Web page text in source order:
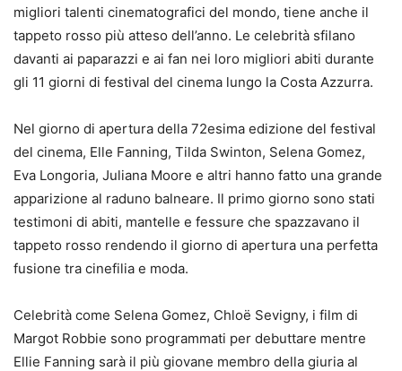
migliori talenti cinematografici del mondo, tiene anche il
tappeto rosso più atteso dell’anno. Le celebrità sfilano
davanti ai paparazzi e ai fan nei loro migliori abiti durante
gli 11 giorni di festival del cinema lungo la Costa Azzurra.
Nel giorno di apertura della 72esima edizione del festival
del cinema, Elle Fanning, Tilda Swinton, Selena Gomez,
Eva Longoria, Juliana Moore e altri hanno fatto una grande
apparizione al raduno balneare. Il primo giorno sono stati
testimoni di abiti, mantelle e fessure che spazzavano il
tappeto rosso rendendo il giorno di apertura una perfetta
fusione tra cinefilia e moda.
Celebrità come Selena Gomez, Chloë Sevigny, i film di
Margot Robbie sono programmati per debuttare mentre
Ellie Fanning sarà il più giovane membro della giuria al